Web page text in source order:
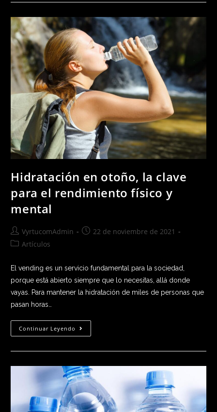
Hidratación en otoño, la clave
para el rendimiento físico y
mental
VyrtucomAdmin
22 de noviembre de 2021
Artículos
El vending es un servicio fundamental para la sociedad,
porque está abierto siempre que lo necesitas, allá donde
vayas. Para mantener la hidratación de miles de personas que
pasan horas…
Continuar Leyendo